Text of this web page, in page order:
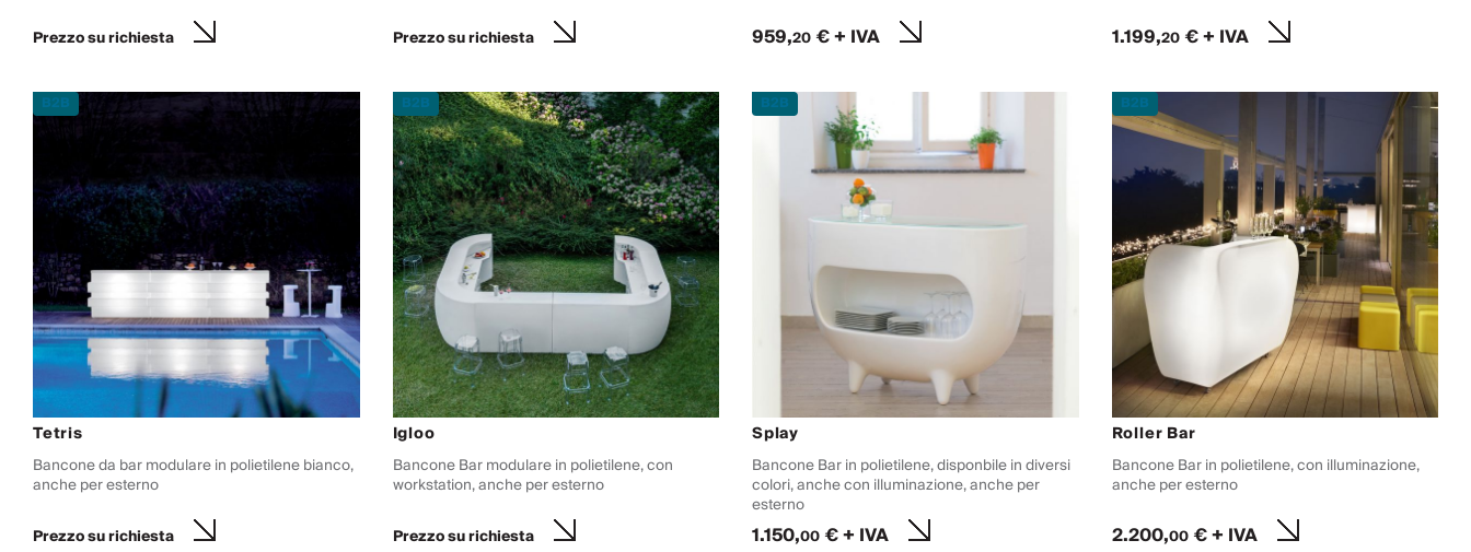
Prezzo su richiesta Prezzo su richiesta 959,20€ + IVA 1.199,20€ + IVA
Tetris
Bancone da bar modulare in polietilene bianco,
anche per esterno
Prezzo su richiesta
Igloo
Bancone Bar modulare in polietilene, con
workstation, anche per esterno
Prezzo su richiesta
Splay
Bancone Bar in polietilene, disponbile in diversi
colori, anche con illuminazione, anche per
esterno
1.150,00€ + IVA
Roller Bar
Bancone Bar in polietilene, con illuminazione,
anche per esterno
2.200,00€ + IVA